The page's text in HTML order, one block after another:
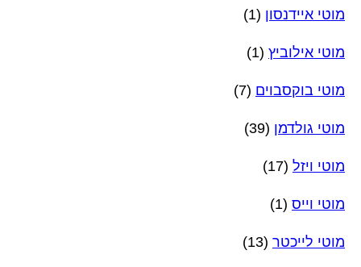
מוטי איידנסון (1)
מוטי אילוביץ (1)
מוטי בוקסבוים (7)
מוטי גולדמן (39)
מוטי ויזל (17)
מוטי וייס (1)
מוטי לייכטר (13)